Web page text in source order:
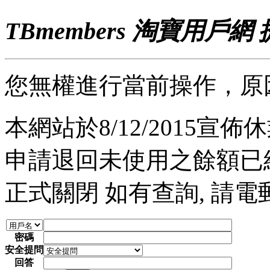
TBmembers 淘寶用戶網
您無權進行當前操作，
本網站於8/12/2015宣佈
申請退回未使用之餘額
正式關閉 如有查詢, 請電
密碼
安全提問
回答